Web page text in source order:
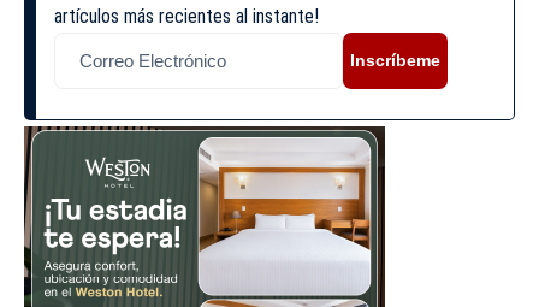
artículos más recientes al instante!
Inscríbeme